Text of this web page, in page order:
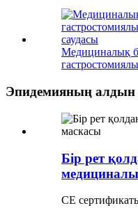
Медициналық
Эпидемияның алдын
Бір рет
CE